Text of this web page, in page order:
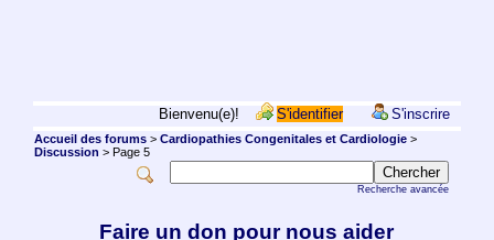
Bienvenu(e)! S'identifier S'inscrire
Accueil des forums> Cardiopathies Congenitales et Cardiologie>
Discussion > Page 5
Recherche avancée
Faire un don pour nous aider